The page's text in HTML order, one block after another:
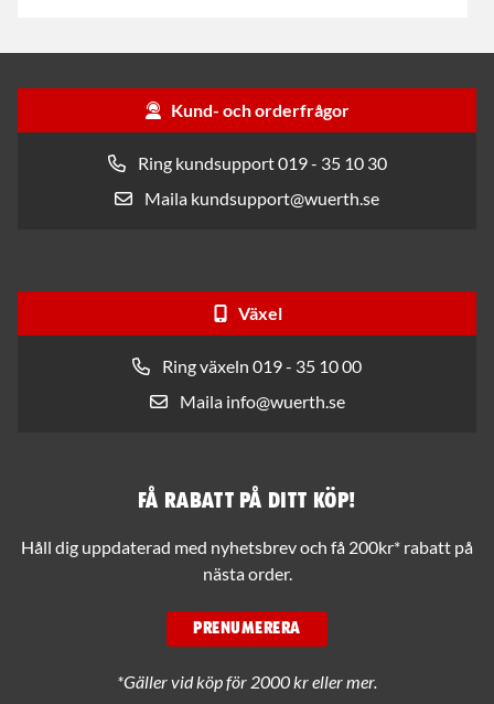
Kund- och orderfrågor
Ring kundsupport 019 - 35 10 30
Maila kundsupport@wuerth.se
Växel
Ring växeln 019 - 35 10 00
Maila info@wuerth.se
Få rabatt på ditt köp!
Håll dig uppdaterad med nyhetsbrev och få 200kr* rabatt på
nästa order.
PRENUMERERA
*Gäller vid köp för 2000 kr eller mer.